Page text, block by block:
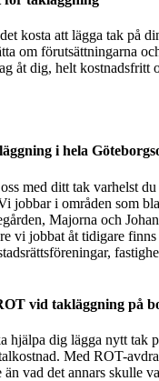
kosta att lägga tak på
om förutsättningarna
åt dig, helt kostnadsfritt
i hela
med ditt tak varhelst
jobbar i områden som
Majorna och
vi jobbat åt tidigare
vid takläggning på
hjälpa dig lägga nytt tak
Med ROT-
vad det annars skulle